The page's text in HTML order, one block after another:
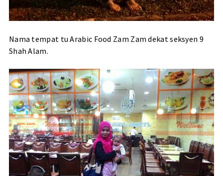
Nama tempat tu Arabic Food Zam Zam dekat seksyen 9
Shah Alam.